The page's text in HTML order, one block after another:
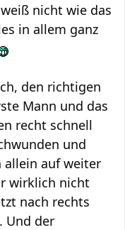
nicht wie das
in allem ganz
den richtigen
Mann und das
recht schnell
und
allein auf weiter
wirklich nicht
nach rechts
Und der